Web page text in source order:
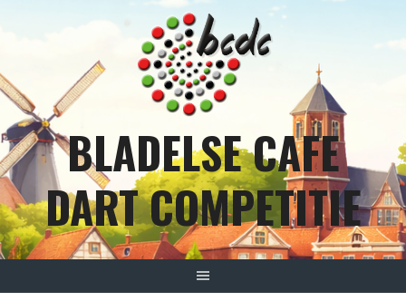
BLADELSE CAFE
DART COMPETITIE